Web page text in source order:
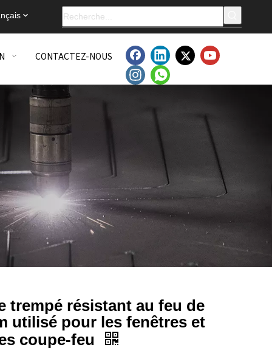
CONTACTEZ-NOUS
trempé résistant au feu de
utilisé pour les fenêtres et
coupe-feu